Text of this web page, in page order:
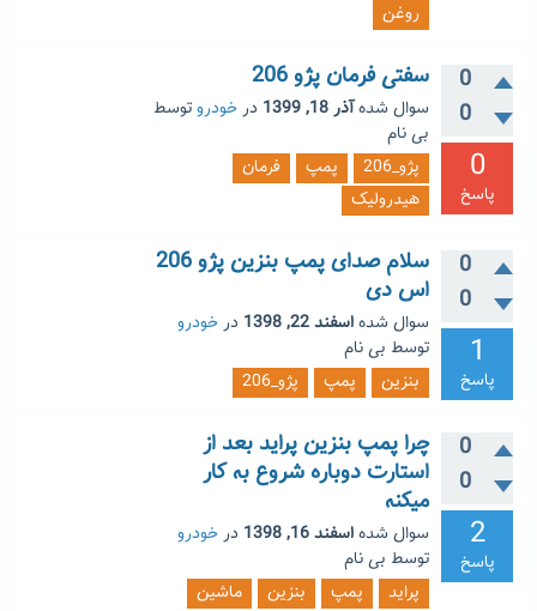
روغن
0
0
0
پاسخ
سفتی فرمان پژو 206
سوال شدهآذر 18, 1399 درخودروتوسط
بی نام
پژو_206
پمپ
فرمان
هیدرولیک
0
0
1
پاسخ
سلام صدای پمپ بنزین پژو 206
اس دی
سوال شدهاسفند 22, 1398 درخودرو
توسط بی نام
بنزین
پمپ پژو_206
0
0
2
پاسخ
چرا پمپ بنزین پراید بعد از
استارت دوباره شروع به کار
میکنه
سوال شدهاسفند 16, 1398 درخودرو
توسط بی نام
پراید
پمپ بنزین
ماشین